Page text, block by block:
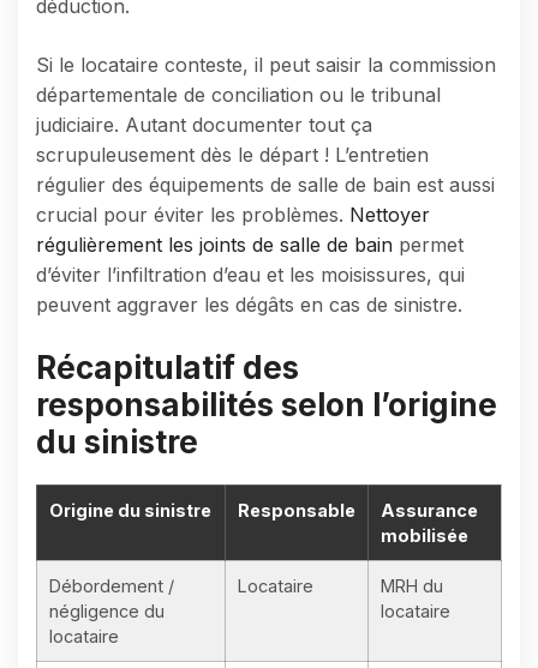
déduction.
Si le locataire conteste, il peut saisir la commission
départementale de conciliation ou le tribunal
judiciaire. Autant documenter tout ça
scrupuleusement dès le départ ! L’entretien
régulier des équipements de salle de bain est aussi
crucial pour éviter les problèmes. Nettoyer
régulièrement les joints de salle de bain permet
d’éviter l’infiltration d’eau et les moisissures, qui
peuvent aggraver les dégâts en cas de sinistre.
Récapitulatif des
responsabilités selon l’origine
du sinistre
Origine du sinistre Responsable
Assurance
mobilisée
Débordement /
négligence du
locataire
Locataire
MRH du
locataire